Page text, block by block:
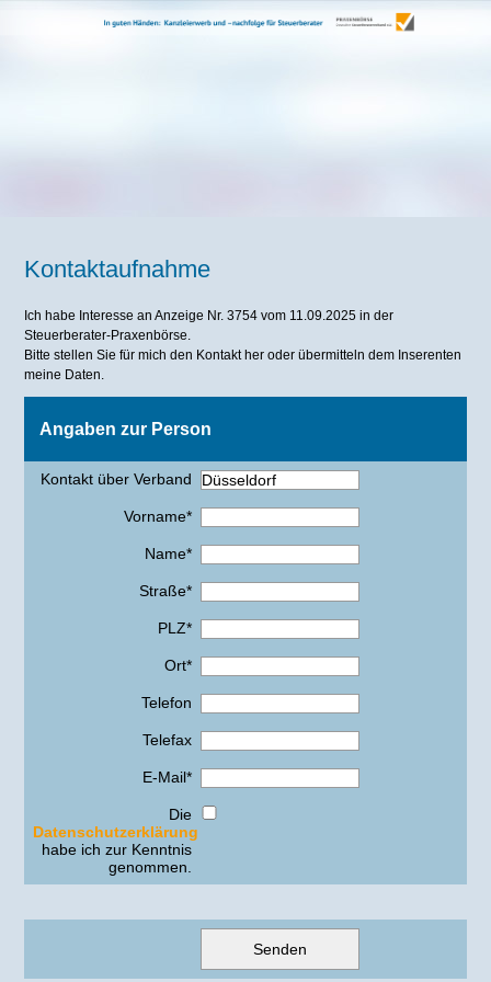
Kontaktaufnahme
Ich habe Interesse an Anzeige Nr. 3754 vom 11.09.2025 in der
Steuerberater-Praxenbörse.
Bitte stellen Sie für mich den Kontakt her oder übermitteln dem Inserenten
meine Daten.
Angaben zur Person
Kontakt über Verband
Vorname*
Name*
Straße*
PLZ*
Ort*
Telefon
Telefax
E-Mail*
Die
Datenschutzerklärung
habe ich zur Kenntnis
genommen.